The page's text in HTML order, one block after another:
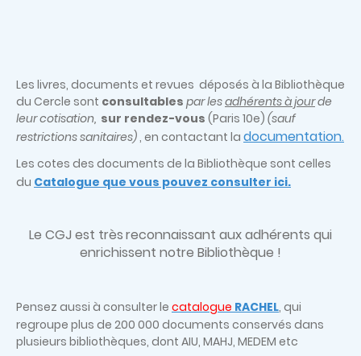
Les livres, documents et revues déposés à la Bibliothèque
du Cercle sont consultables par lesadhérents à jourde
leur cotisation, sur rendez-vous (Paris 10e) (sauf
restrictions sanitaires), en contactant la documentation.
Les cotes des documents de la Bibliothèque sont celles
du Catalogue que vous pouvez consulter ici.
Le CGJ est trèsreconnaissant aux adhérents qui
enrichissent notre Bibliothèque !
Pensez aussi à consulter le catalogue RACHEL, qui
regroupe plus de 200 000 documents conservés dans
plusieurs bibliothèques, dont AIU, MAHJ, MEDEM etc